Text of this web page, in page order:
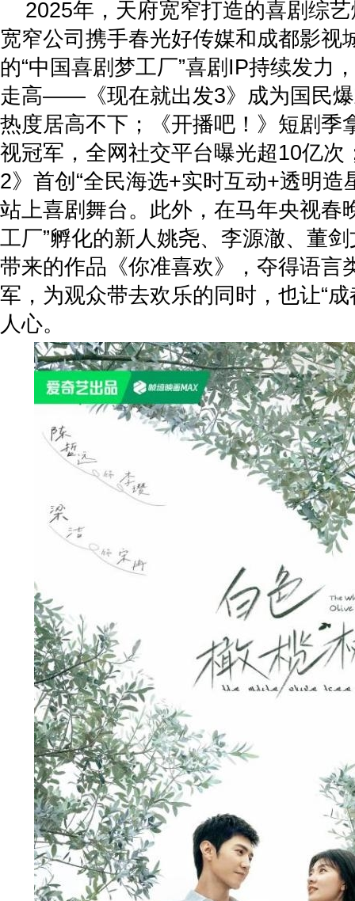
2025年，天府宽窄打造的喜剧综
宽窄公司携手春光好传媒和成都影视
的“中国喜剧梦工厂”喜剧IP持续发力
走高——《现在就出发3》成为国民
热度居高不下；《开播吧！》短剧季
视冠军，全网社交平台曝光超10亿次
2》首创“全民海选+实时互动+透明造
站上喜剧舞台。此外，在马年央视春
工厂”孵化的新人姚尧、李源澈、董
带来的作品《你准喜欢》，夺得语言
军，为观众带去欢乐的同时，也让“
人心。